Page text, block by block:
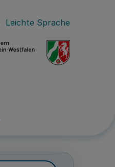
Leichte Sprache